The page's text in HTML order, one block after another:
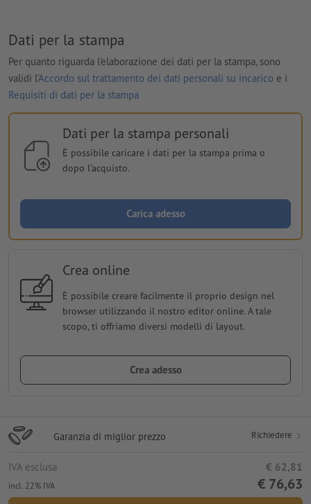
Dati per la stampa
Per quanto riguarda l'elaborazione dei dati per la stampa, sono
validi l'Accordo sul trattamento dei dati personali su incarico e i
Requisiti di dati per la stampa
Dati per la stampa personali
È possibile caricare i dati per la stampa prima o
dopo l'acquisto.
Carica adesso
Crea online
È possibile creare facilmente il proprio design nel
browser utilizzando il nostro editor online. A tale
scopo, ti offriamo diversi modelli di layout.
Crea adesso
Garanzia di miglior prezzo Richiedere
IVA esclusa € 62,81
incl. 22% IVA € 76,63